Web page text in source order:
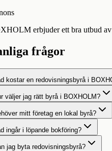
erbjuder ett bra utbud
frågor
kostar en redovisningsbyrå i
väljer jag rätt byrå i BOXHOLM?
mitt företag en lokal byrå?
ingår i löpande bokföring?
jag byta redovisningsbyrå?